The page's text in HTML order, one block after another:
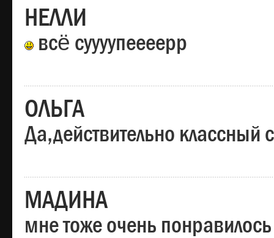
НЕЛЛИ
всё суууупеееерр
ОЛЬГА
Да,действительно классный
МАДИНА
мне тоже очень